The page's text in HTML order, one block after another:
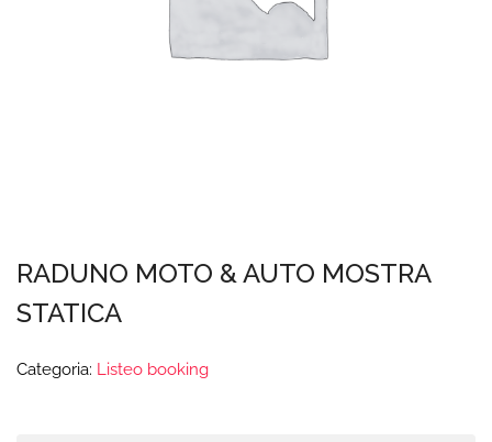
RADUNO MOTO & AUTO MOSTRA
STATICA
Categoria: Listeo booking